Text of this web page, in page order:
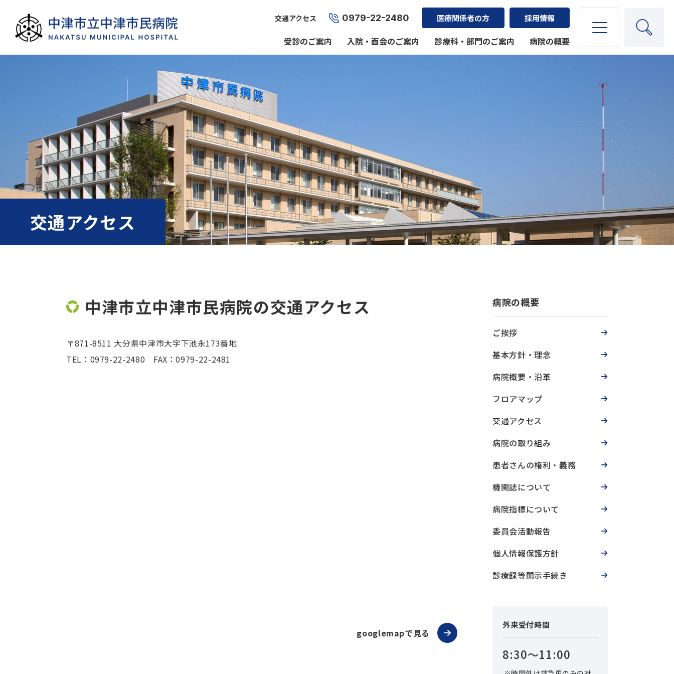
交通アクセス 0979-22-2480 医療関係者の方 採用情報
受診のご案内 入院・面会のご案内 診療科・部門のご案内 病院の概要
交通アクセス
中津市立中津市民病院の交通アクセス
〒871-8511 大分県中津市大字下池永173番地
TEL： 0979-22-2480 FAX：0979-22-2481
googlemapで見る
病院の概要
ご挨拶
基本方針・理念
病院概要・沿革
フロアマップ
交通アクセス
病院の取り組み
患者さんの権利・義務
機関誌について
病院指標について
委員会活動報告
個人情報保護方針
診療録等開示手続き
外来受付時間
8:30〜11:00